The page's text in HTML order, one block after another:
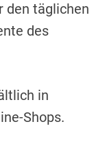
den täglichen
des
in
Shops.